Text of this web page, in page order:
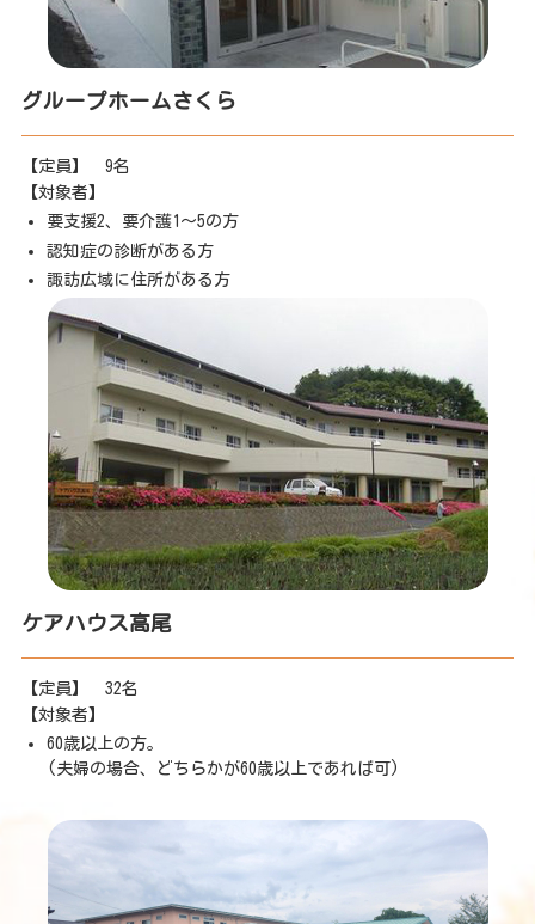
グループホームさくら
【定員】 9名
【対象者】
要支援2、要介護1～5の方
認知症の診断がある方
諏訪広域に住所がある方
ケアハウス高尾
【定員】 32名
【対象者】
60歳以上の方。
(夫婦の場合、どちらかが60歳以上であれば可)